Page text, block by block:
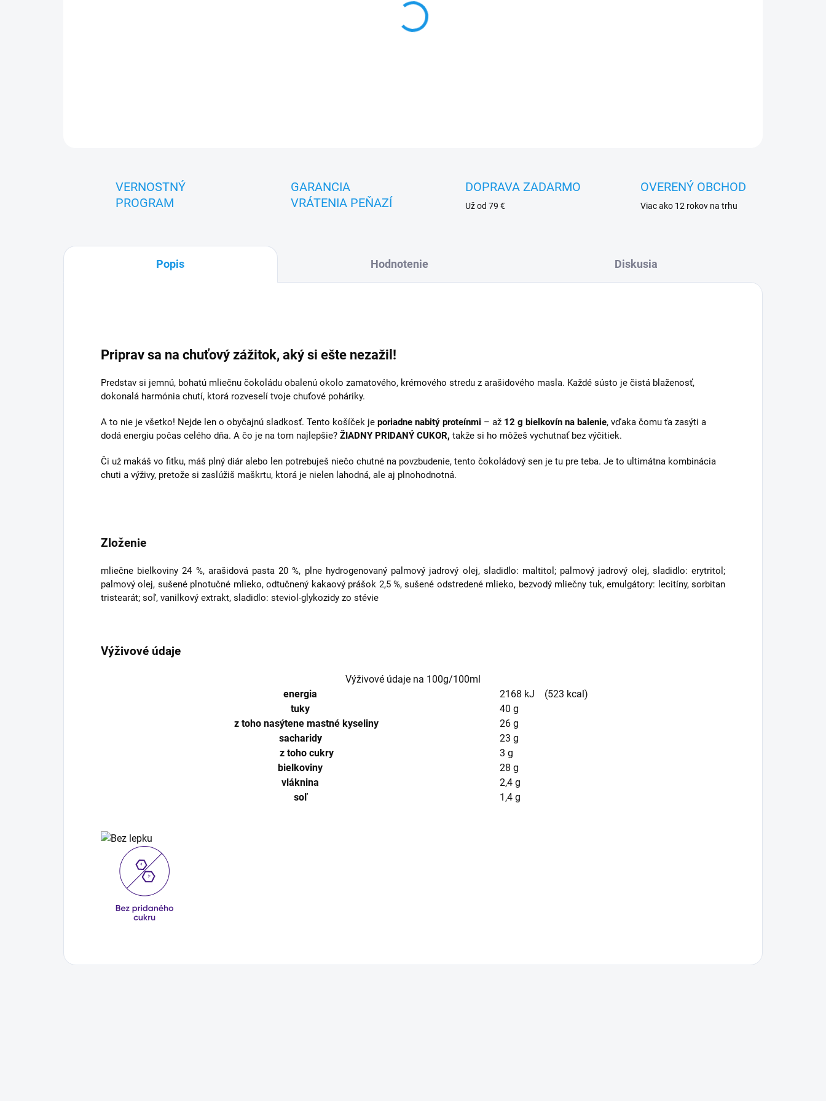
VERNOSTNÝ
PROGRAM
GARANCIA
VRÁTENIA PEŇAZÍ
DOPRAVA ZADARMO
Už od 79 €
OVERENÝ OBCHOD
Viac ako 12 rokov na trhu
Popis Hodnotenie Diskusia
Priprav sa na chuťový zážitok, aký si ešte nezažil!
Predstav si jemnú, bohatú mliečnu čokoládu obalenú okolo zamatového, krémového stredu z arašidového masla. Každé sústo je čistá blaženosť,
dokonalá harmónia chutí, ktorá rozveselí tvoje chuťové poháriky.
A to nie je všetko! Nejde len o obyčajnú sladkosť. Tento košíček je poriadne nabitý proteínmi – až 12 g bielkovín na balenie, vďaka čomu ťa zasýti a
dodá energiu počas celého dňa. A čo je na tom najlepšie? ŽIADNY PRIDANÝ CUKOR, takže si ho môžeš vychutnať bez výčitiek.
Či už makáš vo fitku, máš plný diár alebo len potrebuješ niečo chutné na povzbudenie, tento čokoládový sen je tu pre teba. Je to ultimátna kombinácia
chuti a výživy, pretože si zaslúžiš maškrtu, ktorá je nielen lahodná, ale aj plnohodnotná.
Zloženie
mliečne bielkoviny 24 %, arašidová pasta 20 %, plne hydrogenovaný palmový jadrový olej, sladidlo: maltitol; palmový jadrový olej, sladidlo: erytritol;
palmový olej, sušené plnotučné mlieko, odtučnený kakaový prášok 2,5 %, sušené odstredené mlieko, bezvodý mliečny tuk, emulgátory: lecitíny, sorbitan
tristearát; soľ, vanilkový extrakt, sladidlo: steviol-glykozidy zo stévie
Výživové údaje
Výživové údaje na 100g/100ml
energia
2168 kJ (523 kcal)
tuky
40 g
z toho nasýtene mastné kyseliny
26 g
sacharidy
23 g
z toho cukry
3 g
bielkoviny
28 g
vláknina
2,4 g
soľ
1,4 g